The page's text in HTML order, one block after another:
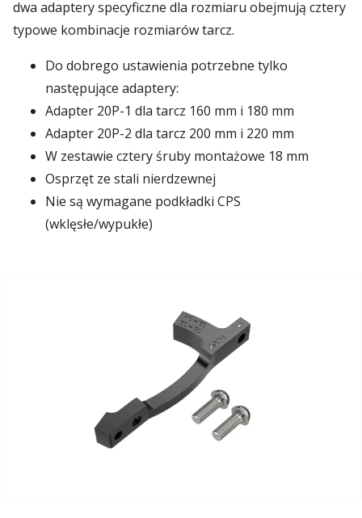
dwa adaptery specyficzne dla rozmiaru obejmują cztery
typowe kombinacje rozmiarów tarcz.
Do dobrego ustawienia potrzebne tylko
następujące adaptery:
Adapter 20P-1 dla tarcz 160 mm i 180 mm
Adapter 20P-2 dla tarcz 200 mm i 220 mm
W zestawie cztery śruby montażowe 18 mm
Osprzęt ze stali nierdzewnej
Nie są wymagane podkładki CPS
(wklęsłe/wypukłe)